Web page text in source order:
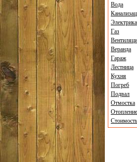
Вода
Электрика
Газ
Веранда
Гараж
Лестница
Кухня
Погреб
Подвал
Отмостка
Отопление
Стоимость